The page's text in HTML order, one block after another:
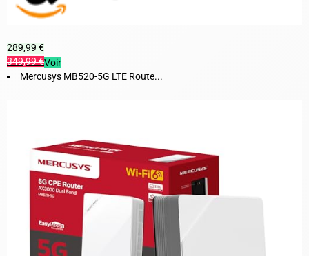
289,99 €
349,99 €Voir
Mercusys MB520-5G LTE Route...